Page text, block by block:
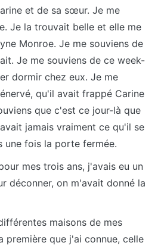
et de sa sœur. Je me
Je la trouvait belle et elle me
Monroe. Je me souviens de
Je me souviens de ce week-
dormir chez eux. Je me
qu'il avait frappé Carine
que c'est ce jour-là que
jamais vraiment ce qu'il se
une fois la porte fermée.
mes trois ans, j'avais eu un
déconner, on m'avait donné la
maisons de mes
première que j'ai connue, celle